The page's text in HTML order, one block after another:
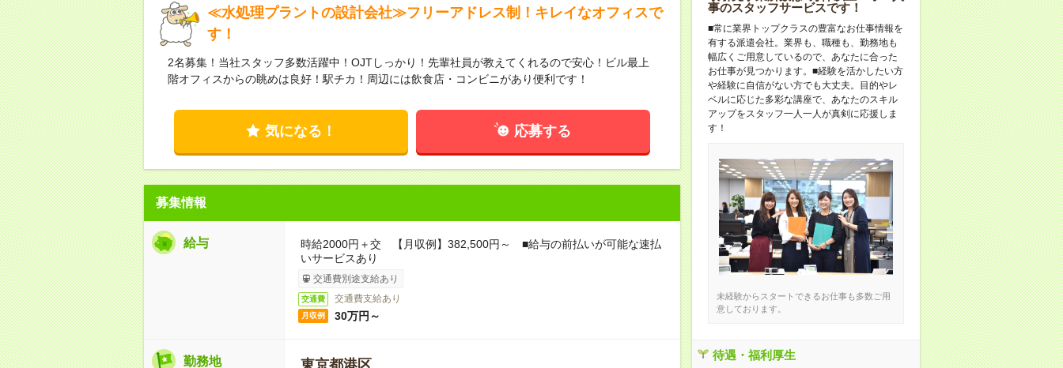
≪水処理プラントの設計会社≫フリーアドレス制！キレイなオフィスで
す！
2名募集！当社スタッフ多数活躍中！OJTしっかり！先輩社員が教えてくれるので安心！ビル最上
階オフィスからの眺めは良好！駅チカ！周辺には飲食店・コンビニがあり便利です！
気になる！ 応募する
募集情報
給与
時給2000円＋交 【月収例】382,500円～ ■給与の前払いが可能な速払
いサービスあり
交通費別途支給あり
交通費 交通費支給あり
月収例 30万円～
勤務地 東京都港区
事のスタッフサービスです！
■常に業界トップクラスの豊富なお仕事情報を
有する派遣会社。業界も、職種も、勤務地も
幅広くご用意しているので、あなたに合った
お仕事が見つかります。■経験を活かしたい方
や経験に自信がない方でも大丈夫。目的やレ
ベルに応じた多彩な講座で、あなたのスキル
アップをスタッフ一人一人が真剣に応援しま
す！
未経験からスタートできるお仕事も多数ご用
意しております。
待遇・福利厚生